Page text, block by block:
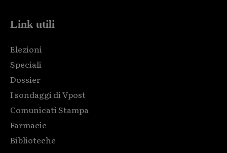
Link utili
Elezioni
Speciali
Dossier
I sondaggi di Vpost
Comunicati Stampa
Farmacie
Biblioteche